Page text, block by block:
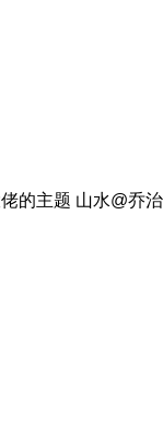
的主题 山水@乔治